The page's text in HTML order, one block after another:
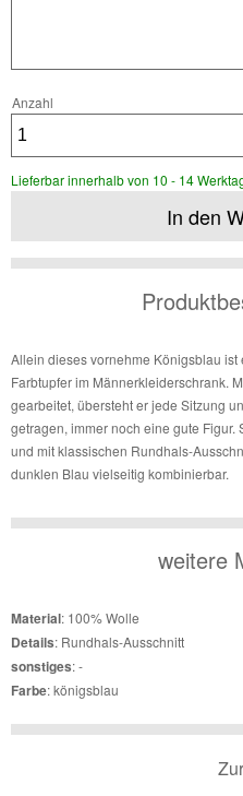
Anzahl
Lieferbar innerhalb von 10 - 14
Allein dieses vornehme Königsblau
Farbtupfer im Männerkleiderschrank.
gearbeitet, übersteht er jede Sitzung
getragen, immer noch eine gute
und mit klassischen Rundhals-
dunklen Blau vielseitig kombinierbar.
weitere
Material: 100% Wolle
Details: Rundhals-Ausschnitt
sonstiges: -
Farbe: königsblau